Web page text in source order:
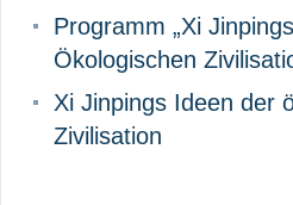
Programm „Xi
Ökologischen
Xi Jinpings Ideen der
Zivilisation